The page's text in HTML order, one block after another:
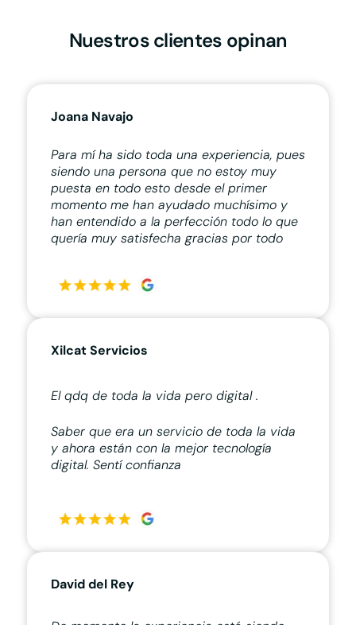
Nuestros clientes opinan
Joana Navajo
Para mí ha sido toda una experiencia, pues
siendo una persona que no estoy muy
puesta en todo esto desde el primer
momento me han ayudado muchísimo y
han entendido a la perfección todo lo que
quería muy satisfecha gracias por todo
Xilcat Servicios
El qdq de toda la vida pero digital .
Saber que era un servicio de toda la vida
y ahora están con la mejor tecnología
digital. Sentí confianza
David del Rey